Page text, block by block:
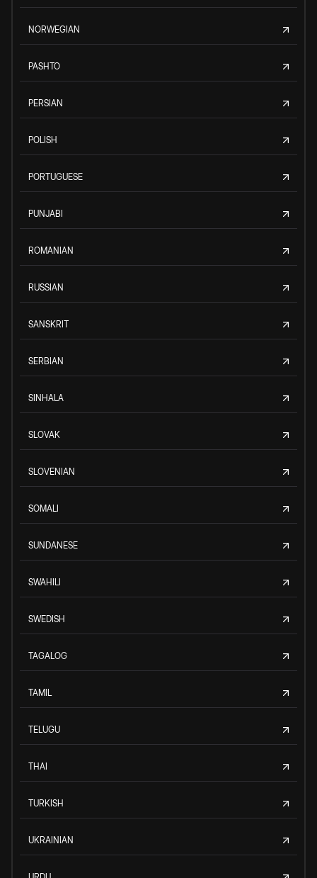
NORWEGIAN
PASHTO
PERSIAN
POLISH
PORTUGUESE
PUNJABI
ROMANIAN
RUSSIAN
SANSKRIT
SERBIAN
SINHALA
SLOVAK
SLOVENIAN
SOMALI
SUNDANESE
SWAHILI
SWEDISH
TAGALOG
TAMIL
TELUGU
THAI
TURKISH
UKRAINIAN